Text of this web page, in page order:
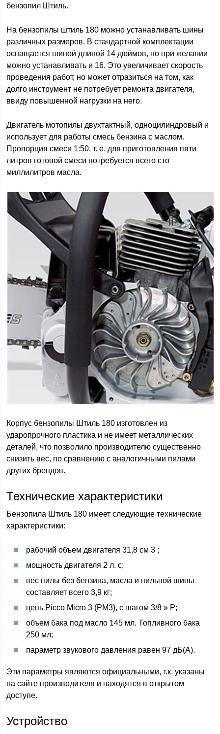
бензопил Штиль.
На бензопилы штиль 180 можно устанавливать шины
различных размеров. В стандартной комплектации
оснащается шиной длиной 14 дюймов, но при желании
можно устанавливать и 16. Это увеличивает скорость
проведения работ, но может отразиться на том, как
долго инструмент не потребует ремонта двигателя,
ввиду повышенной нагрузки на него.
Двигатель мотопилы двухтактный, одноцилиндровый и
использует для работы смесь бензина с маслом.
Пропорция смеси 1:50, т. е. для приготовления пяти
литров готовой смеси потребуется всего сто
миллилитров масла.
Корпус бензопилы Штиль 180 изготовлен из
ударопрочного пластика и не имеет металлических
деталей, что позволило производителю существенно
снизить вес, по сравнению с аналогичными пилами
других брендов.
Технические характеристики
Бензопила Штиль 180 имеет следующие технические
характеристики:
рабочий объем двигателя 31,8 см 3 ;
мощность двигателя 2 л. с;
вес пилы без бензина, масла и пильной шины
составляет всего 3,9 кг;
цепь Picco Micro 3 (PM3), с шагом 3/8 » P;
объем бака под масло 145 мл. Топливного бака
250 мл;
параметр звукового давления равен 97 дБ(A).
Эти параметры являются официальными, т.к. указаны
на сайте производителя и находятся в открытом
доступе.
Устройство